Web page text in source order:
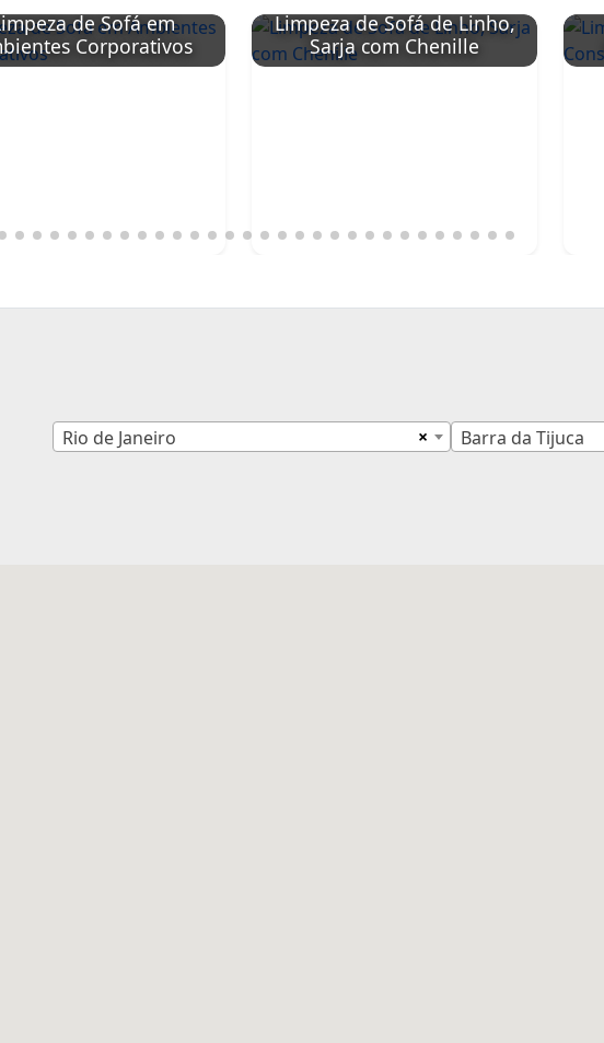
de Sofá em
Corporativos
Limpeza de Sofá de Linho,
Sarja com Chenille
×
Rio de Janeiro Barra da Tijuca